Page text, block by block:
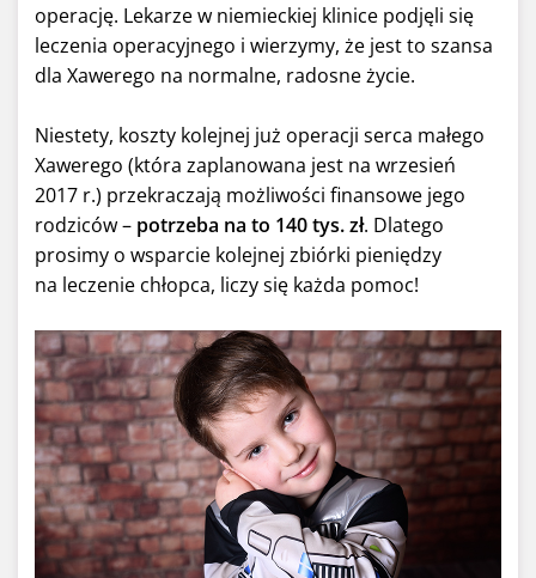
operację. Lekarze w niemieckiej klinice podjęli się
leczenia operacyjnego i wierzymy, że jest to szansa
dla Xawerego na normalne, radosne życie.
Niestety, koszty kolejnej już operacji serca małego
Xawerego (która zaplanowana jest na wrzesień
2017 r.) przekraczają możliwości finansowe jego
rodziców – potrzeba na to 140 tys. zł. Dlatego
prosimy o wsparcie kolejnej zbiórki pieniędzy
na leczenie chłopca, liczy się każda pomoc!